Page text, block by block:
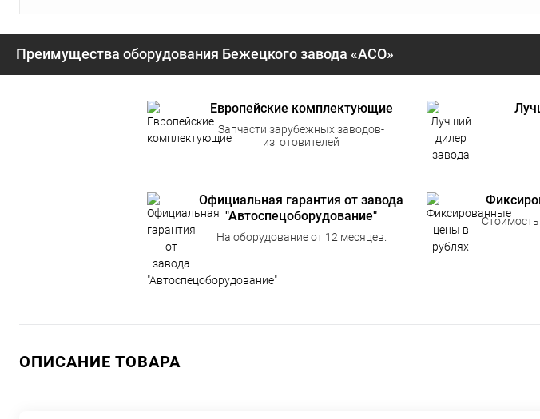
Преимущества оборудования Бежецкого завода «АСО»
Европейские комплектующие
Запчасти зарубежных заводов-
изготовителей
Официальная гарантия от завода
"Автоспецоборудование"
На оборудование от 12 месяцев.
Стоимость
ОПИСАНИЕ ТОВАРА